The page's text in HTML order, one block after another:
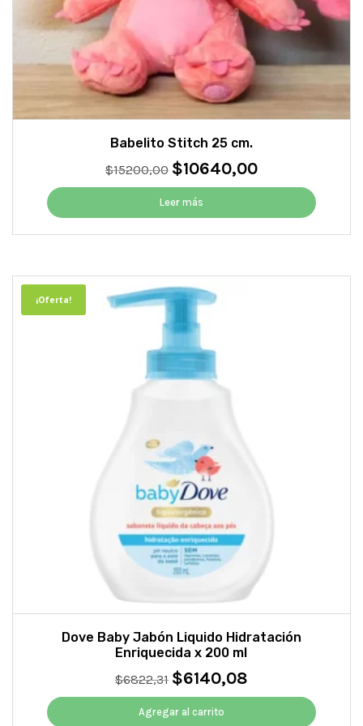
Babelito Stitch 25 cm.
$15200,00 El
precio
original
era:
$15200,00.
$10640,00El
precio
es:
$10640,00.
Leer más
¡Oferta!
Dove Baby Jabón Liquido Hidratación
Enriquecida x 200 ml
$6822,31 El
precio
original
$6140,08El
precio
Agregar al carrito